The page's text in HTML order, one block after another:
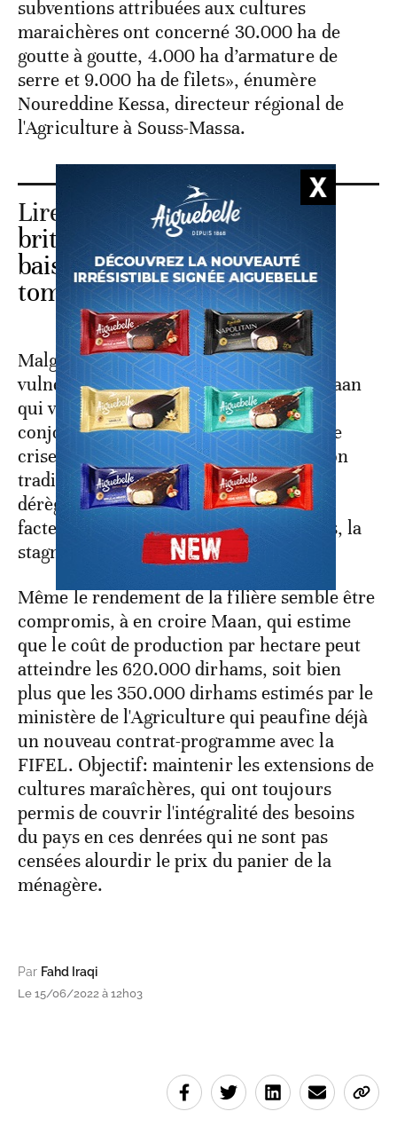
subventions attribuées aux cultures
maraichères ont concerné 30.000 ha de
goutte à goutte, 4.000 ha d’armature de
serre et 9.000 ha de filets», énumère
Noureddine Kessa, directeur régional de
l'Agriculture à Souss-Massa.
Lire aussi : Le marché
britannique impacté par la
baisse des exportations des
tomates marocaines
Malgré tout, la filière semble être
vulnérable à la lecture du rapport de Maan
qui voit dans la récente hausse
conjoncturelle du prix de la tomate, une
crise structurelle. Schéma de production
traditionnel, développement retardé,
dérèglement climatique… Beaucoup de
facteurs expliquent, selon ces analystes, la
stagnation de la production nationale.
Même le rendement de la filière semble être
compromis, à en croire Maan, qui estime
que le coût de production par hectare peut
atteindre les 620.000 dirhams, soit bien
plus que les 350.000 dirhams estimés par le
ministère de l'Agriculture qui peaufine déjà
un nouveau contrat-programme avec la
FIFEL. Objectif: maintenir les extensions de
cultures maraîchères, qui ont toujours
permis de couvrir l'intégralité des besoins
du pays en ces denrées qui ne sont pas
censées alourdir le prix du panier de la
ménagère.
Par Fahd Iraqi
Le 15/06/2022 à 12h03